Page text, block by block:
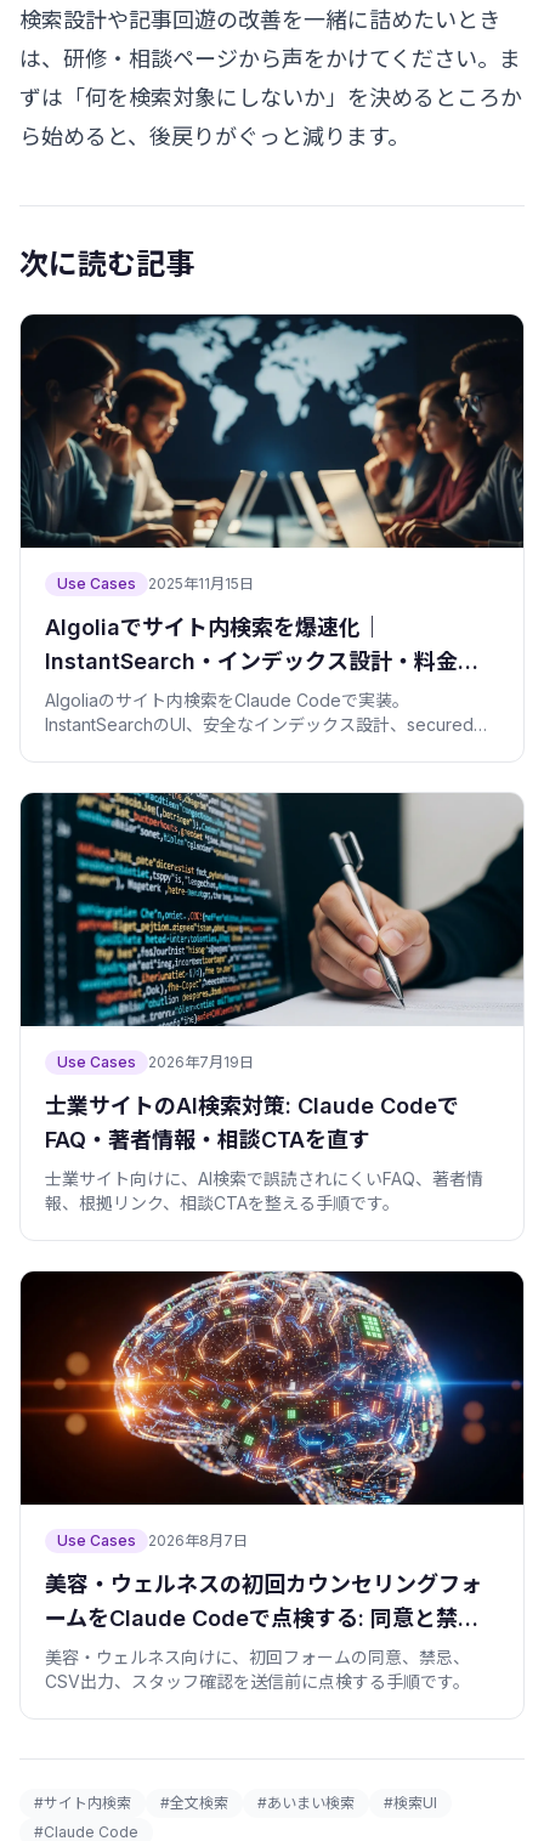
検索設計や記事回遊の改善を一緒に詰めたいとき
は、 研修・相談ページから声をかけてください。ま
ずは「何を検索対象にしないか」を決めるところか
ら始めると、後戻りがぐっと減ります。
次に読む記事
Use Cases 2025年11月15日
Algoliaでサイト内検索を爆速化｜
InstantSearch・インデックス設計・料金ま
で
Algoliaのサイト内検索をClaude Codeで実装。
InstantSearchのUI、安全なインデックス設計、secured
Use Cases 2026年7月19日
士業サイトのAI検索対策: Claude Codeで
FAQ・著者情報・相談CTAを直す
士業サイト向けに、AI検索で誤読されにくいFAQ、著者情
報、根拠リンク、相談CTAを整える手順です。
Use Cases 2026年8月7日
美容・ウェルネスの初回カウンセリングフォ
ームをClaude Codeで点検する: 同意と禁忌
を送信前に止める
美容・ウェルネス向けに、初回フォームの同意、禁忌、
CSV出力、スタッフ確認を送信前に点検する手順です。
#サイト内検索 #全文検索 #あいまい検索
#検索UI
#Claude Code